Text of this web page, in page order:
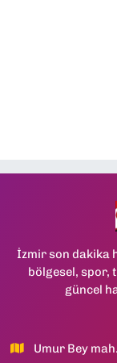
İzmir son dakika
bölgesel, spor,
güncel
Umur Bey